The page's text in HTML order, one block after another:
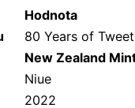
Hodnota
80 Years of
New Zealand
Niue
2022